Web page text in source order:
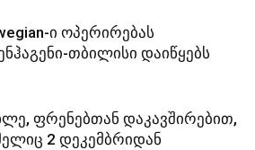
ი ოპერირებას
თბილისი დაიწყებს
ფრენებთან დაკავშირებით,
2 დეკემბრიდან